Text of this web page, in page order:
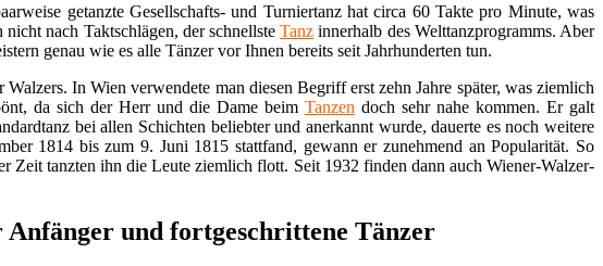
getanzte Gesellschafts- und Turniertanz hat circa 60 Takte pro Minute, was
nach Taktschlägen, der schnellsteTanz innerhalb des Welttanzprogramms. Aber
genau wie es alle Tänzer vor Ihnen bereits seit Jahrhunderten tun.
In Wien verwendete man diesen Begriff erst zehn Jahre später, was ziemlich
da sich der Herr und die Dame beim Tanzen doch sehr nahe kommen. Er galt
bei allen Schichten beliebter und anerkannt wurde, dauerte es noch weitere
1814 bis zum 9. Juni 1815 stattfand, gewann er zunehmend an Popularität. So
Zeit tanzten ihn die Leute ziemlich flott. Seit 1932 finden dann auch Wiener-Walzer-
und fortgeschrittene Tänzer